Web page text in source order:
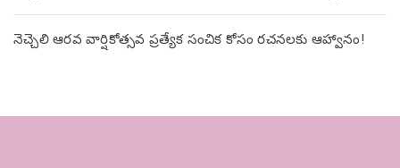
నెచ్చెలి ఆరవ వార్షికోత్సవ ప్రత్యేక సంచిక కోసం రచనలకు ఆహ్వానం!